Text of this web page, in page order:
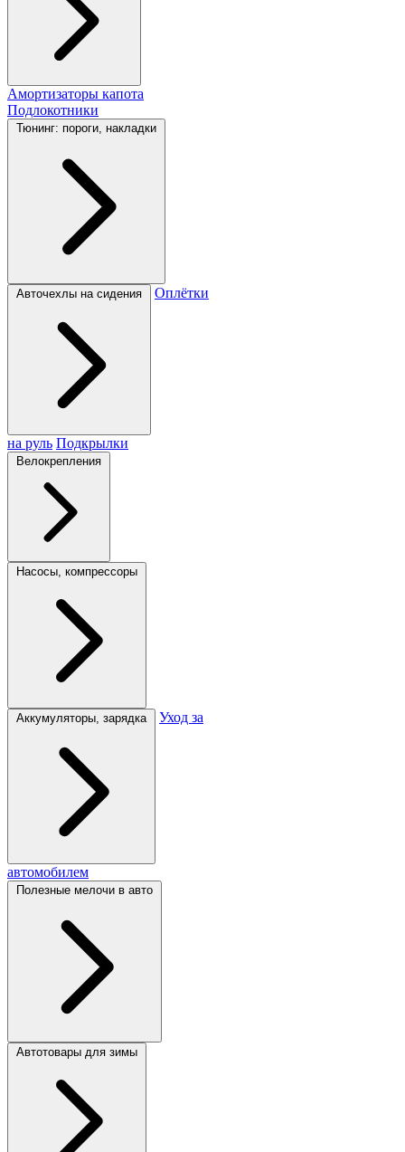
Амортизаторы капота
Подлокотники
Тюнинг: пороги, накладки
Авточехлы на сидения Оплётки
на руль Подкрылки
Велокрепления
Насосы, компрессоры
Аккумуляторы, зарядка Уход за
автомобилем
Полезные мелочи в авто
Автотовары для зимы